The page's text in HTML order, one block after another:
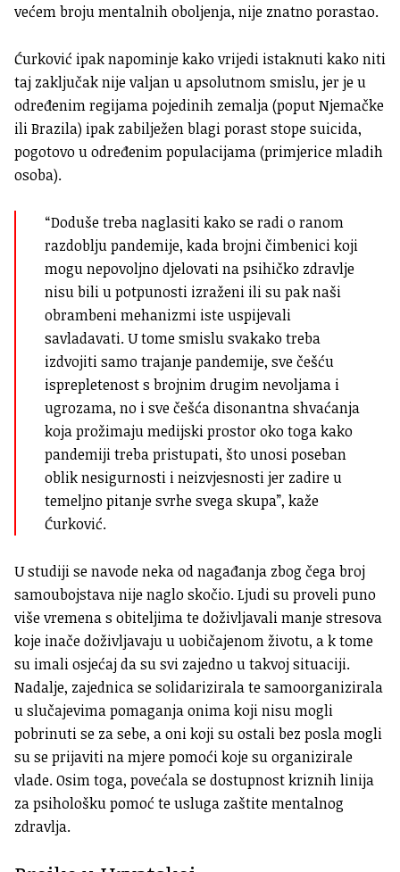
većem broju mentalnih oboljenja, nije znatno porastao.
Ćurković ipak napominje kakovrijedi istaknuti kako niti
taj zaključak nije valjan u apsolutnom smislu, jer je u
određenim regijama pojedinih zemalja (poput Njemačke
ili Brazila) ipak zabilježen blagi porast stope suicida,
pogotovo u određenim populacijama (primjerice mladih
osoba).
“Dodušetreba naglasiti kako se radi o ranom
razdoblju pandemije, kada brojni čimbenici koji
mogu nepovoljno djelovati na psihičko zdravlje
nisu bili u potpunosti izraženi ili su pak naši
obrambeni mehanizmi iste uspijevali
savladavati. U tome smislu svakako treba
izdvojiti samo trajanje pandemije, sve češću
isprepletenost s brojnim drugim nevoljama i
ugrozama, no i sve češća disonantna shvaćanja
koja prožimaju medijski prostor oko toga kako
pandemiji treba pristupati, što unosi poseban
oblik nesigurnosti i neizvjesnosti jer zadire u
temeljno pitanje svrhe svega skupa”, kaže
Ćurković.
U studiji se navode neka od nagađanja zbog čega broj
samoubojstava nije naglo skočio. Ljudi su proveli puno
više vremena s obiteljima te doživljavali manje stresova
koje inače doživljavaju u uobičajenom životu, a k tome
su imali osjećaj da su svi zajedno u takvoj situaciji.
Nadalje, zajednica se solidarizirala te samoorganizirala
u slučajevima pomaganja onima koji nisu mogli
pobrinuti se za sebe, a oni koji su ostali bez posla mogli
su se prijaviti na mjere pomoći koje su organizirale
vlade. Osim toga, povećala se dostupnost kriznih linija
za psihološku pomoć te usluga zaštite mentalnog
zdravlja.